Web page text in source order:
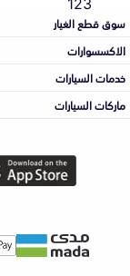
سوق قطع الغيار
الاكسسوارات
خدمات السيارات
ماركات السيارات